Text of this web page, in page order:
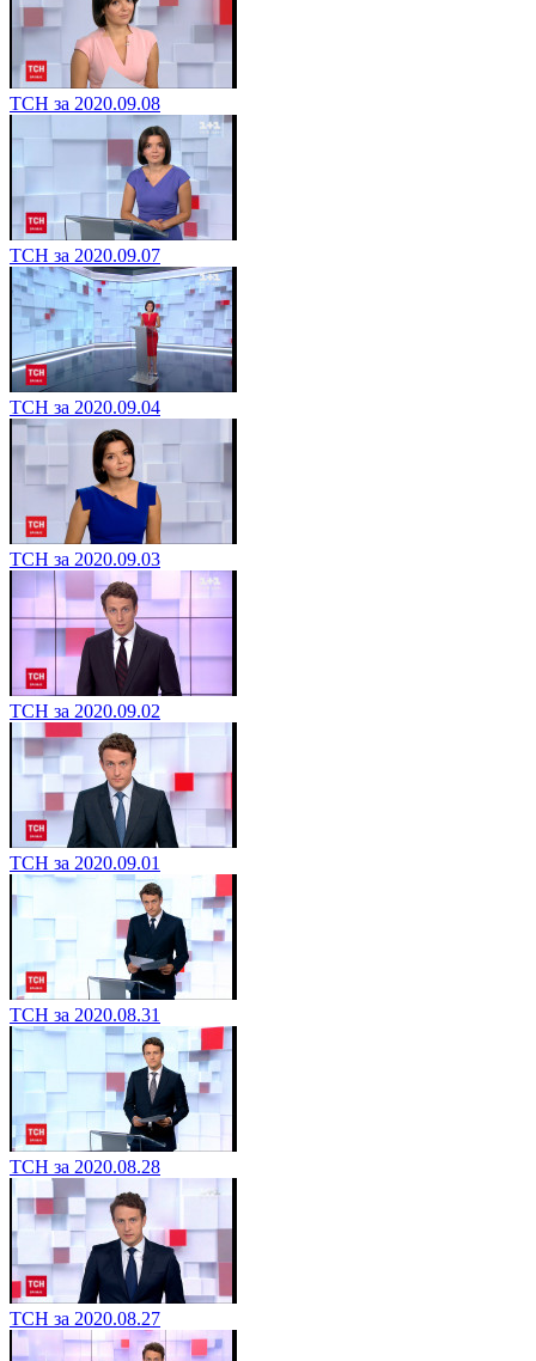
ТСН за 2020.09.08
ТСН за 2020.09.07
ТСН за 2020.09.04
ТСН за 2020.09.03
ТСН за 2020.09.02
ТСН за 2020.09.01
ТСН за 2020.08.31
ТСН за 2020.08.28
ТСН за 2020.08.27